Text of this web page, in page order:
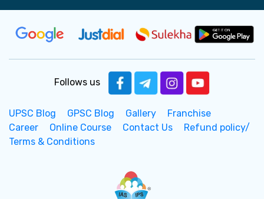
Follows us
UPSC Blog GPSC Blog Gallery
Franchise
Career
Online Course Contact Us
Refund policy/
Terms & Conditions